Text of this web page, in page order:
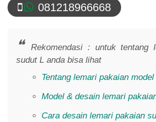
081218966668
Rekomendasi : untuk tentang
sudut L anda bisa lihat
Tentang lemari pakaian
Model & desain lemari
Cara desain lemari pakaian